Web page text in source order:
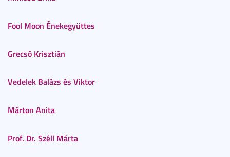
Fool Moon Énekegyüttes
Grecsó Krisztián
Vedelek Balázs és Viktor
Márton Anita
Prof. Dr. Széll Márta